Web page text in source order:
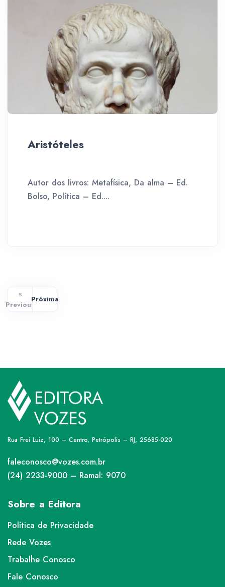
Aristóteles
Autor dos livros: Metafísica, Da alma – Ed.
Bolso, Política – Ed....
«
Previous
Próxima
Rua Frei Luiz, 100 – Centro, Petrópolis – RJ, 25685-020
faleconosco@vozes.com.br
(24) 2233-9000 – Ramal: 9070
Sobre a Editora
Política de Privacidade
Rede Vozes
Trabalhe Conosco
Fale Conosco